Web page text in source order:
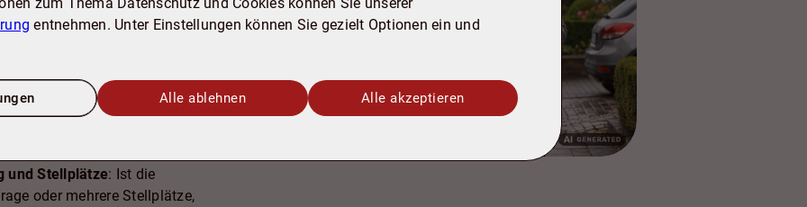
Zuschnitt kann Planung
auf viele Kaufinteressenten
oder stark verwinkelter
mit: Süd- oder Westlagen
häufig den gefühlten
(z. B. durch dichte
einschränken kann.
und Stellplätze: Ist die
oder mehrere Stellplätze,
entnehmen. Unter Einstellungen können Sie gezielt Optionen ein und
Alle ablehnen Alle akzeptieren